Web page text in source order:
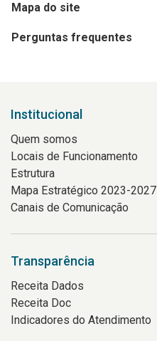
Mapa do site
Perguntas frequentes
Institucional
Quem somos
Locais de Funcionamento
Estrutura
Mapa Estratégico 2023-2027
Canais de Comunicação
Transparência
Receita Dados
Receita Doc
Indicadores do Atendimento